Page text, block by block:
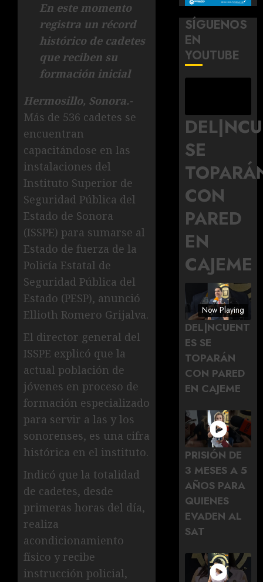
En este momento
registra un récord
histórico de cadetes
que reciben su
formación inicial
Hermosillo, Sonora.-
Más de 536 cadetes se
encuentran
capacitándose en las
instalaciones del
Instituto Superior de
Seguridad Pública del
Estado de Sonora
(ISSPE) para sumarse al
Estado de fuerza de la
Policía Estatal de
Seguridad Pública del
Estado (PESP), anunció
Ellioth Romero Grijalva.
El director general del
ISSPE explicó que la
actual población de
jóvenes en proceso de
formación especializado
para servir a las y los
sonorenses, es una cifra
histórica en el instituto.
Indicó que la totalidad
de cadetes, desde
primeras horas del día,
realiza
acondicionamiento
físico y recibe
instrucción policial,
SÍGUENOS
EN
YOUTUBE
SE
CON
PARED
EN
CAJEME
Now Playing
DEL|NCUENT
ES SE
TOPARÁN
CON PARED
EN CAJEME
PRISIÓN DE
3 MESES A 5
AÑOS PARA
QUIENES
EVADEN AL
SAT